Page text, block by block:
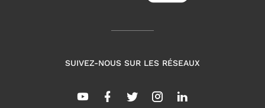
SUIVEZ-NOUS SUR LES RÉSEAUX